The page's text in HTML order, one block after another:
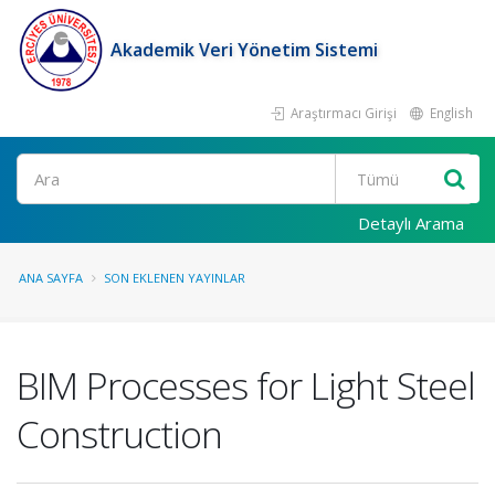
Akademik Veri Yönetim Sistemi
Araştırmacı Girişi English
Ara
Detaylı Arama
ANA SAYFA SON EKLENEN YAYINLAR
BIM Processes for Light Steel
Construction